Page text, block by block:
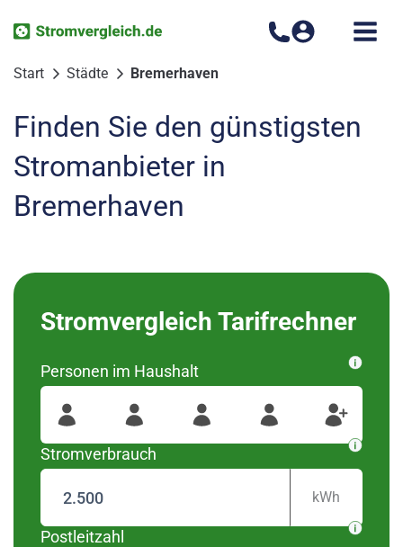
Inhalt
Start
Städte Bremerhaven
Finden Sie den günstigsten
Stromanbieter in
Bremerhaven
Stromvergleich Tarifrechner
Personen im Haushalt
Stromverbrauch
kWh
Postleitzahl
Bitte wählen Sie Ihren
Ortsteil aus
Für Ihre Postleitzahl
27568
wurden diese Regionen
gefunden